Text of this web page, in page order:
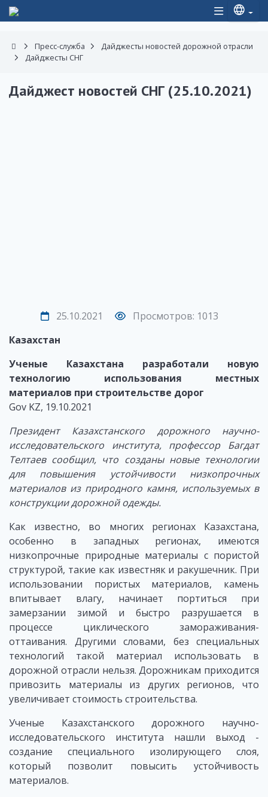
Пресс-служба
Дайджесты новостей дорожной отрасли
Дайджесты СНГ
Дайджест новостей СНГ (25.10.2021)
25.10.2021
Просмотров: 1013
Казахстан
Ученые Казахстана разработали новую
технологию использования местных
материалов при строительстве дорог
Gov KZ, 19.10.2021
Президент Казахстанского дорожного научно-
исследовательского института, профессор Багдат
Телтаев сообщил, что созданы новые технологии
для повышения устойчивости низкопрочных
материалов из природного камня, используемых в
конструкции дорожной одежды.
Как известно, во многих регионах Казахстана,
особенно в западных регионах, имеются
низкопрочные природные материалы с пористой
структурой, такие как известняк и ракушечник. При
использовании пористых материалов, камень
впитывает влагу, начинает портиться при
замерзании зимой и быстро разрушается в
процессе циклического замораживания-
оттаивания. Другими словами, без специальных
технологий такой материал использовать в
дорожной отрасли нельзя. Дорожникам приходится
привозить материалы из других регионов, что
увеличивает стоимость строительства.
Ученые Казахстанского дорожного научно-
исследовательского института нашли выход -
создание специального изолирующего слоя,
который позволит повысить устойчивость
материалов.